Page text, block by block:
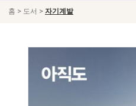
홈 > 도서 > 자기계발